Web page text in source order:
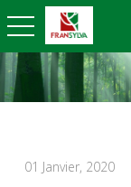
toggle navigation
01 Janvier, 2020